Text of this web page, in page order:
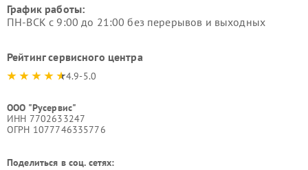
График работы:
ПН-ВСК с 9:00 до 21:00 без перерывов и выходных
Рейтинг сервисного центра
4.9-5.0
ООО "Русервис"
ИНН 7702633247
ОГРН 1077746335776
Поделиться в соц. сетях: